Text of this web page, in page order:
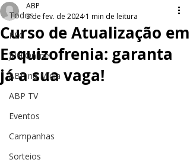
Todos
PEC
JPH Online
ABP na Mídia
ABP TV
Eventos
Campanhas
Sorteios
Curso de Atualização em
Esquizofrenia: garanta
já a sua vaga!
ABP
9 de fev. de 2024 1 min de leitura